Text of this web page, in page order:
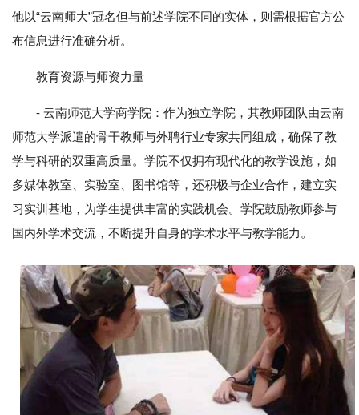
他以“云南师大”冠名但与前述学院不同的实体，则需根据官方公
布信息进行准确分析。
教育资源与师资力量
- 云南师范大学商学院：作为独立学院，其教师团队由云南
师范大学派遣的骨干教师与外聘行业专家共同组成，确保了教
学与科研的双重高质量。学院不仅拥有现代化的教学设施，如
多媒体教室、实验室、图书馆等，还积极与企业合作，建立实
习实训基地，为学生提供丰富的实践机会。学院鼓励教师参与
国内外学术交流，不断提升自身的学术水平与教学能力。